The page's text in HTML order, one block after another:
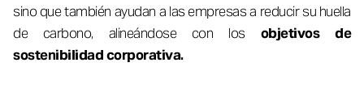
sino que también ayudan a las empresas a reducir su huella
de carbono, alineándose con losobjetivos de
sostenibilidad corporativa.